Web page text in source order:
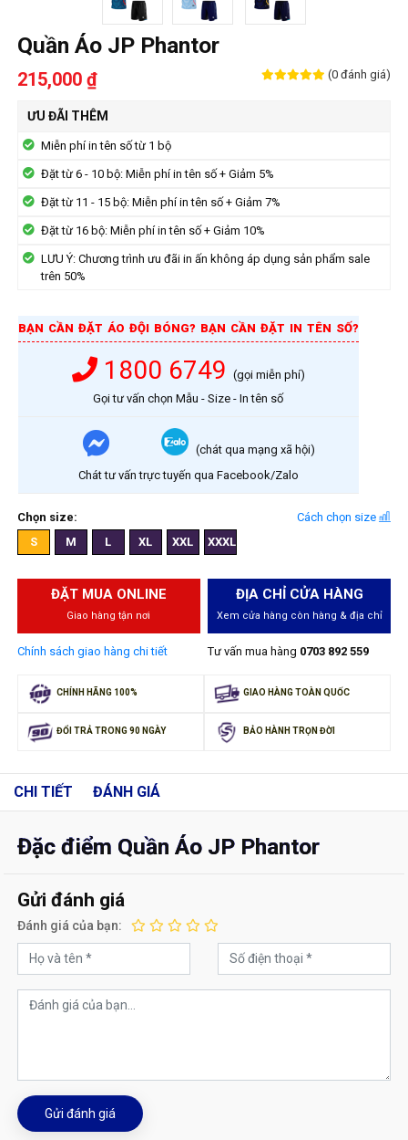
Quần Áo JP Phantor
215,000 ₫ (0 đánh giá)
ƯU ĐÃI THÊM
Miễn phí in tên số từ 1 bộ
Đặt từ 6 - 10 bộ: Miễn phí in tên số + Giảm 5%
Đặt từ 11 - 15 bộ: Miễn phí in tên số + Giảm 7%
Đặt từ 16 bộ: Miễn phí in tên số + Giảm 10%
LƯU Ý: Chương trình ưu đãi in ấn không áp dụng sản phẩm sale
trên 50%
BẠN CẦN ĐẶT ÁO ĐỘI BÓNG? BẠN CẦN ĐẶT IN TÊN SỐ?
1800 6749 (gọi miễn phí)
Gọi tư vấn chọn Mẫu - Size - In tên số
(chát qua mạng xã hội)
Chát tư vấn trực tuyến qua Facebook/Zalo
Chọn size:
Cách chọn size
S
M L XL XXL XXXL
ĐẶT MUA ONLINE
Giao hàng tận nơi
Chính sách giao hàng chi tiết
ĐỊA CHỈ CỬA HÀNG
Xem cửa hàng còn hàng & địa chỉ
Tư vấn mua hàng 0703 892 559
CHÍNH HÃNG 100% GIAO HÀNG TOÀN QUỐC
ĐỔI TRẢ TRONG 90 NGÀY BẢO HÀNH TRỌN ĐỜI
CHI TIẾT ĐÁNH GIÁ
Đặc điểm Quần Áo JP Phantor
Gửi đánh giá
Đánh giá của bạn:
Gửi đánh giá